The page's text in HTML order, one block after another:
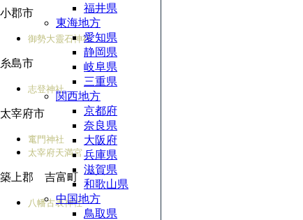
小郡市
御勢大靈石神社
糸島市
志登神社
太宰府市
竃門神社
太宰府天満宮
築上郡 吉富町
八幡古表神社
福井県
東海地方
愛知県
静岡県
岐阜県
三重県
関西地方
京都府
奈良県
大阪府
兵庫県
滋賀県
和歌山県
中国地方
鳥取県